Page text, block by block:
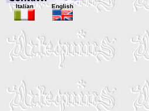
Italian English